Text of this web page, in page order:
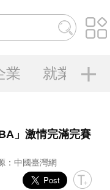
業 就業大陸
」激情完滿完賽
：中國臺灣網